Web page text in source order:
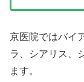
京医院ではバイ
ラ、シアリス、
ます。